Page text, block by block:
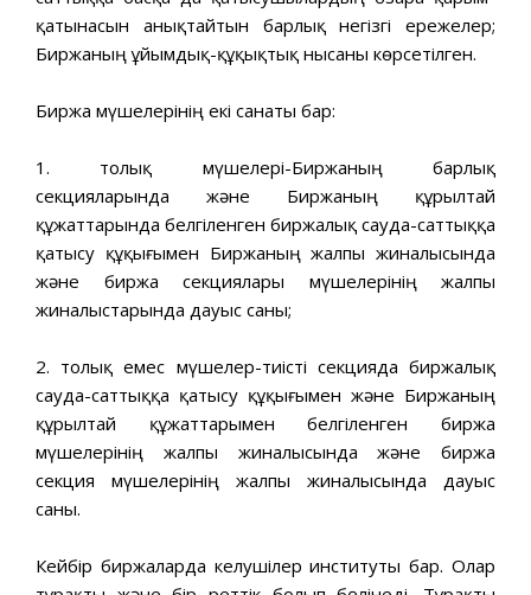
қатынасын анықтайтын барлық негізгі ережелер;
Биржаның ұйымдық-құқықтық нысаны көрсетілген.
Биржа мүшелерінің екі санаты бар:
1. толық мүшелері-Биржаның барлық
секцияларында және Биржаның құрылтай
құжаттарында белгіленген биржалық сауда-саттыққа
қатысу құқығымен Биржаның жалпы жиналысында
және биржа секциялары мүшелерінің жалпы
жиналыстарында дауыс саны;
2. толық емес мүшелер-тиісті секцияда биржалық
сауда-саттыққа қатысу құқығымен және Биржаның
құрылтай құжаттарымен белгіленген биржа
мүшелерінің жалпы жиналысында және биржа
секция мүшелерінің жалпы жиналысында дауыс
саны.
Кейбір биржаларда келушілер институты бар. Олар